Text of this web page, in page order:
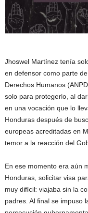
Jhoswel Martínez tenía
en defensor como parte
Derechos Humanos
solo para protegerlo, al
en una vocación que lo
Honduras después de
europeas acreditadas en
temor a la reacción del
En ese momento era aún
Honduras, solicitar visa
muy difícil: viajaba sin la
padres. Al final se impuso